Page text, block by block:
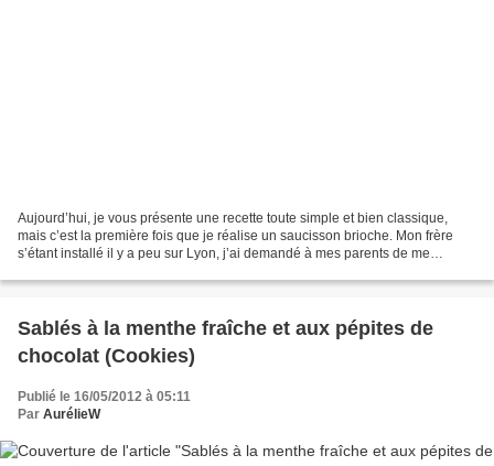
Aujourd’hui, je vous présente une recette toute simple et bien classique,
mais c’est la première fois que je réalise un saucisson brioche. Mon frère
s’étant installé il y a peu sur Lyon, j’ai demandé à mes parents de me
Sablés à la menthe fraîche et aux pépites de
chocolat (Cookies)
Publié le 16/05/2012 à 05:11
Par AurélieW